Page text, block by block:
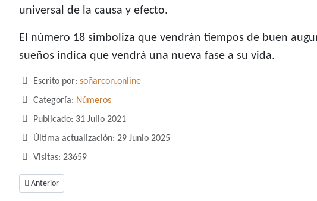
universal de la causa y efecto.
El número 18 simboliza que vendrán tiempos de buen
sueños indica que vendrá una nueva fase a su vida.
Detalles
Escrito por: soñarcon.online
Categoría: Números
Publicado: 31 Julio 2021
Última actualización: 29 Junio 2025
Visitas: 23659
Artículo anterior: Soñar con el número 17, un número que habla de la inmortalidad
Anterior